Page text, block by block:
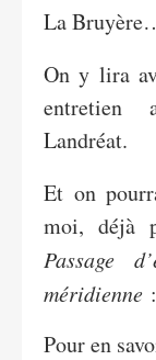
La
On y lira
entretien
Landréat.
Et on
moi, déjà
Passage
méridienne
Pour en